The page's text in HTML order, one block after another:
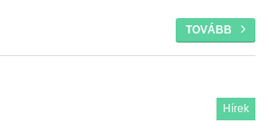
TOVÁBB
Hírek